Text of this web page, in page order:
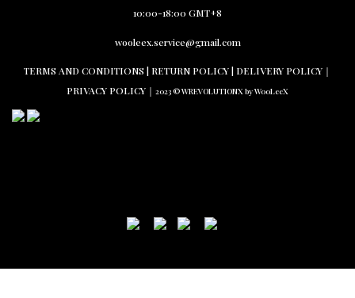
10:00-18:00 GMT+8
wooleex.service@gmail.com
TERMS AND CONDITIONS | RETURN POLICY | DELIVERY POLICY｜
PRIVACY POLICY ｜ 2023 © WREVOLUTIONX by WooLeeX